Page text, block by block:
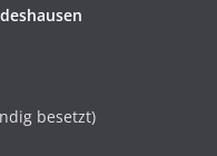
besetzt)